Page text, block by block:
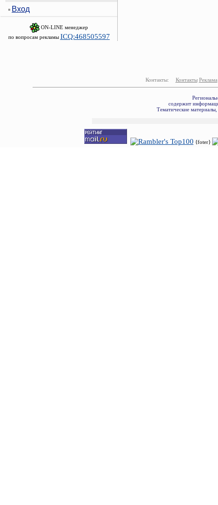
Вход
ON-LINE менеджер
по вопросам рекламы ICQ:468505597
Контакты: Контакты Реклама
содержит
Тематические
{foter}